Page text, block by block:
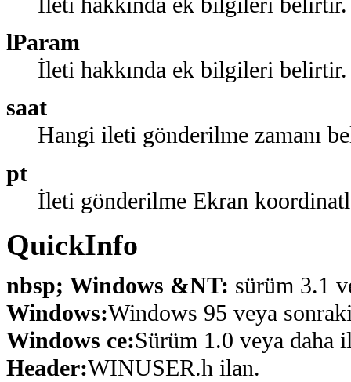
lParam
İleti hakkında ek bilgileri belirtir.
saat
Hangi ileti gönderilme zamanı
pt
İleti gönderilme Ekran
QuickInfo
nbsp; Windows &NT: sürüm 3.1
Windows:Windows 95 veya
Windows ce:Sürüm 1.0 veya daha
Header:WINUSER.h ilan.